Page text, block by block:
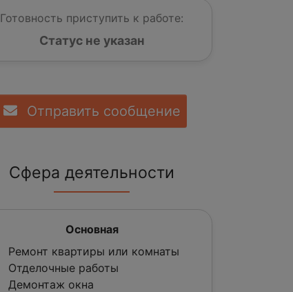
Готовность приступить к работе:
Статус не указан
Отправить сообщение
Сфера деятельности
Основная
Ремонт квартиры или комнаты
Отделочные работы
Демонтаж окна